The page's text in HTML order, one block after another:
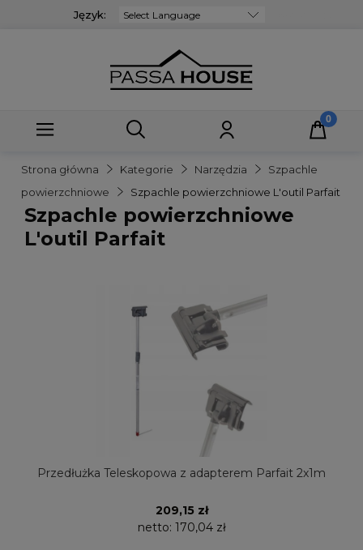
Język:
Strona główna Kategorie Narzędzia
Szpachle
powierzchniowe
Szpachle powierzchniowe L'outil Parfait
Szpachle powierzchniowe
L'outil Parfait
Przedłużka Teleskopowa z adapterem Parfait 2x1m
209,15 zł
netto: 170,04 zł